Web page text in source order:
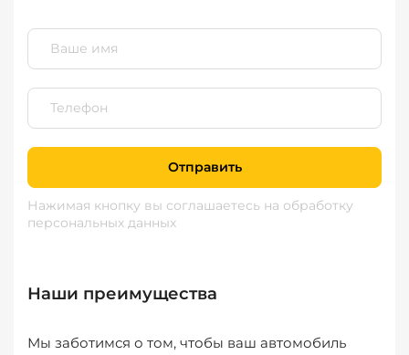
Отправить
Нажимая кнопку вы соглашаетесь на обработку
персональных данных
Наши преимущества
Мы заботимся о том, чтобы ваш автомобиль